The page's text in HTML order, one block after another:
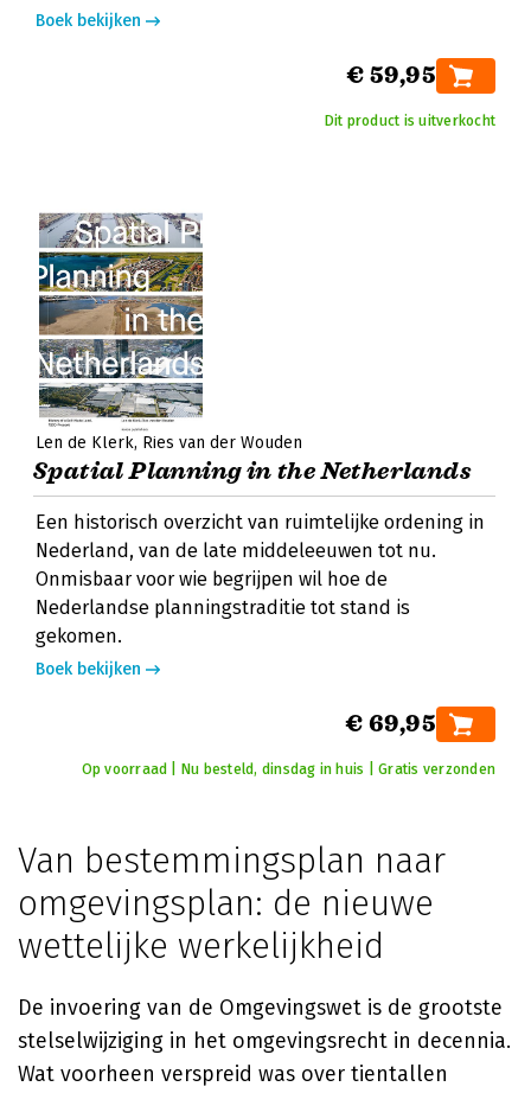
Boek bekijken
€ 59,95
Dit product is uitverkocht
Len de Klerk Ries van der Wouden
Spatial Planning in the Netherlands
Een historisch overzicht van ruimtelijke ordening in
Nederland, van de late middeleeuwen tot nu.
Onmisbaar voor wie begrijpen wil hoe de
Nederlandse planningstraditie tot stand is
gekomen.
Boek bekijken
€ 69,95
Op voorraad | Nu besteld, dinsdag in huis | Gratis verzonden
Van bestemmingsplan naar
omgevingsplan: de nieuwe
wettelijke werkelijkheid
De invoering van de Omgevingswet is de grootste
stelselwijziging in het omgevingsrecht in decennia.
Wat voorheen verspreid was over tientallen